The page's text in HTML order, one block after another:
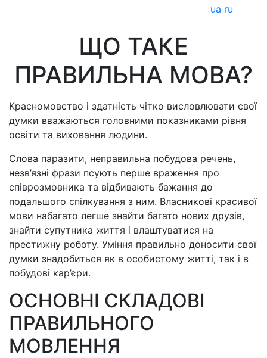
ua ru
ЩО ТАКЕ
ПРАВИЛЬНА МОВА?
Красномовство і здатність чітко висловлювати свої
думки вважаються головними показниками рівня
освіти та виховання людини.
Слова паразити, неправильна побудова речень,
незв’язні фрази псують перше враження про
співрозмовника та відбивають бажання до
подальшого спілкування з ним. Власникові красивої
мови набагато легше знайти багато нових друзів,
знайти супутника життя і влаштуватися на
престижну роботу. Уміння правильно доносити свої
думки знадобиться як в особистому житті, так і в
побудові кар’єри.
ОСНОВНІ СКЛАДОВІ
ПРАВИЛЬНОГО
МОВЛЕННЯ